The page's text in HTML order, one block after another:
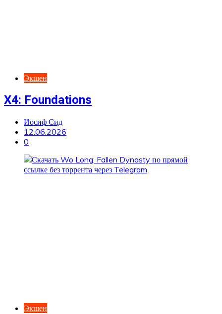
Экшен
X4: Foundations
Иосиф Сид
12.06.2026
0
Экшен